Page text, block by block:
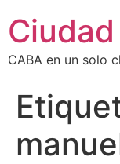
CABA en un solo